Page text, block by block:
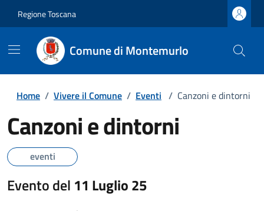
Regione Toscana
Comune di Montemurlo
Home / Vivere il Comune / Eventi / Canzoni e dintorni
Canzoni e dintorni
eventi
Evento del 11 Luglio 25